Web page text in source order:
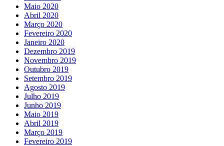
Maio 2020
Abril 2020
Março 2020
Fevereiro 2020
Janeiro 2020
Dezembro 2019
Novembro 2019
Outubro 2019
Setembro 2019
Agosto 2019
Julho 2019
Junho 2019
Maio 2019
Abril 2019
Março 2019
Fevereiro 2019